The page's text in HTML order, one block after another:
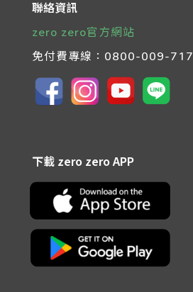
聯絡資訊
zero zero官方網站
免付費專線： 0800-009-717
下載 zero zero APP